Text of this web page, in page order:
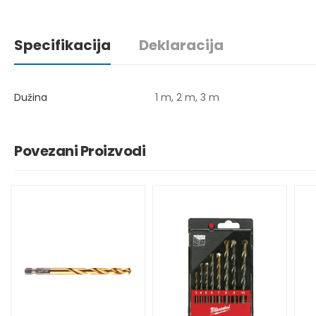
Specifikacija Deklaracija
Dužina 1 m, 2 m, 3 m
Povezani Proizvodi